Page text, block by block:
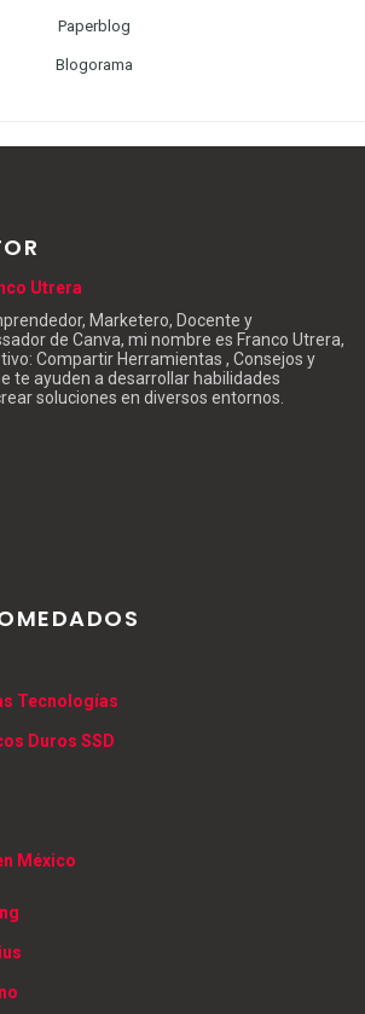
Paperblog
Blogorama
Utrera
Marketero, Docente y
de Canva, mi nombre es Franco Utrera,
Compartir Herramientas , Consejos y
te ayuden a desarrollar habilidades
soluciones en diversos entornos.
Tecnologías
Duros SSD
México